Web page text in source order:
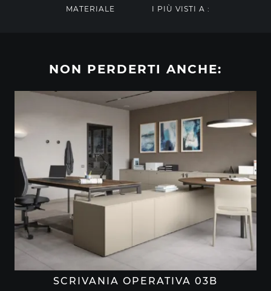
MATERIALE
I PIÙ VISTI A :
NON PERDERTI ANCHE:
SCRIVANIA OPERATIVA 03B